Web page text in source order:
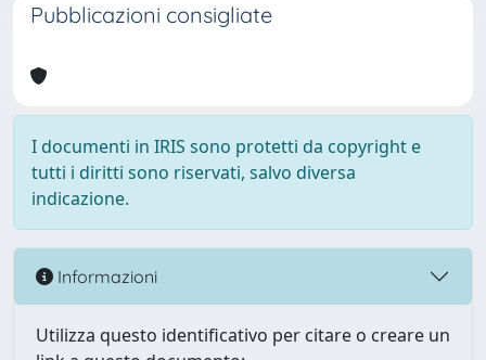
Pubblicazioni consigliate
I documenti in IRIS sono protetti da copyright e
tutti i diritti sono riservati, salvo diversa
indicazione.
Informazioni
Utilizza questo identificativo per citare o creare un